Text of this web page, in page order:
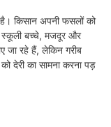
किसान अपनी फसलों को
बच्चे, मजदूर और
जा रहे हैं, लेकिन गरीब
देरी का सामना करना पड़